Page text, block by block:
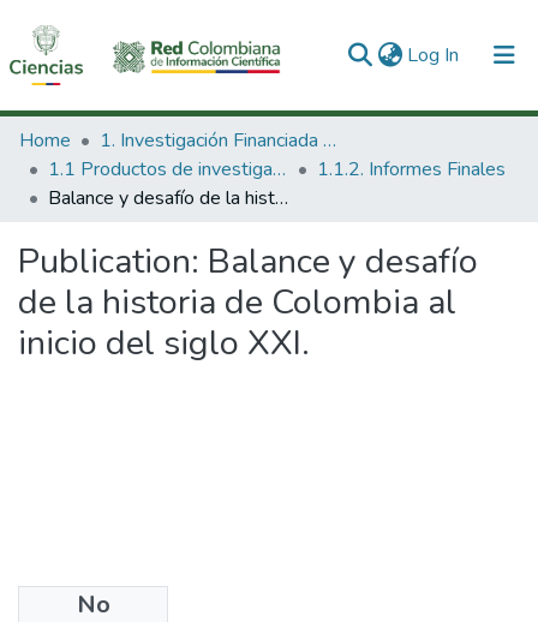
Log In (current)
Communities & Collections
All of DSpace
Home
1. Investigación Financiada con Recursos Públicos
1.1 Productos de investigación
1.1.2. Informes Finales
Balance y desafío de la historia de Colombia al inicio del siglo XXI.
Publication: Balance y desafío
de la historia de Colombia al
inicio del siglo XXI.
No